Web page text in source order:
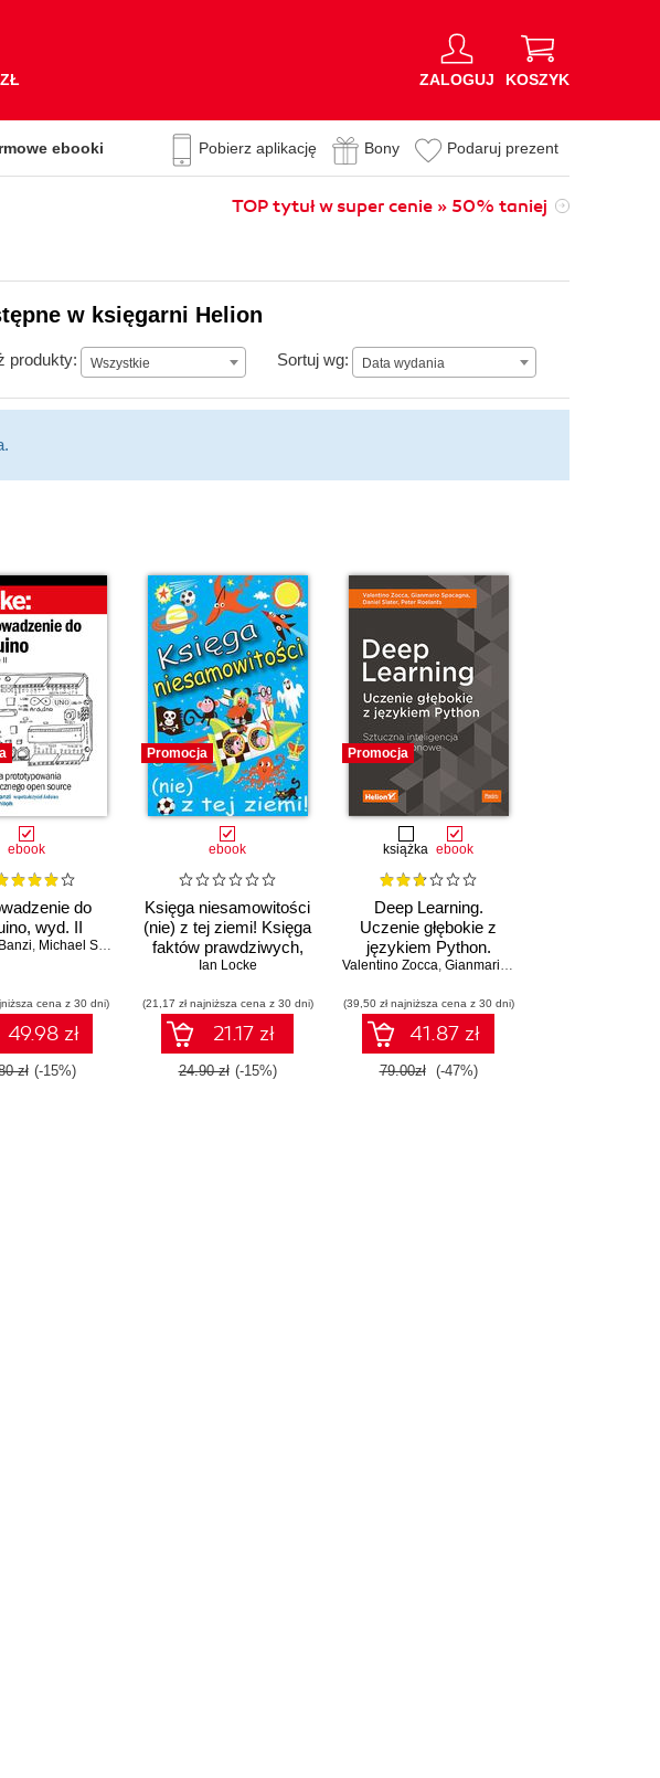
ZALOGUJ KOSZYK
ebooki Pobierz aplikację Bony Podaruj prezent
TOP tytuł w super cenie » 50% taniej
w księgarni Helion
produkty: Wszystkie Sortuj wg: Data wydania
Data wydania
ebook
do
wyd. II
, Michael Shiloh
cena z 30 dni)
49.98 zł
zł (-15%)
Promocja
ebook
Księga niesamowitości
(nie) z tej ziemi! Księga
faktów prawdziwych,
choć niezwykłych
Ian Locke
(21,17 zł najniższa cena z 30 dni)
21.17 zł
24.90 zł (-15%)
Promocja
książka ebook
Deep Learning.
Uczenie głębokie z
językiem Python.
Sztuczna inteligencja i
Valentino Zocca, Gianmario Spacagna
(39,50 zł najniższa cena z 30 dni)
41.87 zł
79.00zł (-47%)